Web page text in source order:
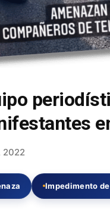
2022
Impedimento